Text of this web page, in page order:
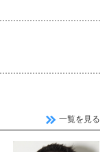
一覧を見る